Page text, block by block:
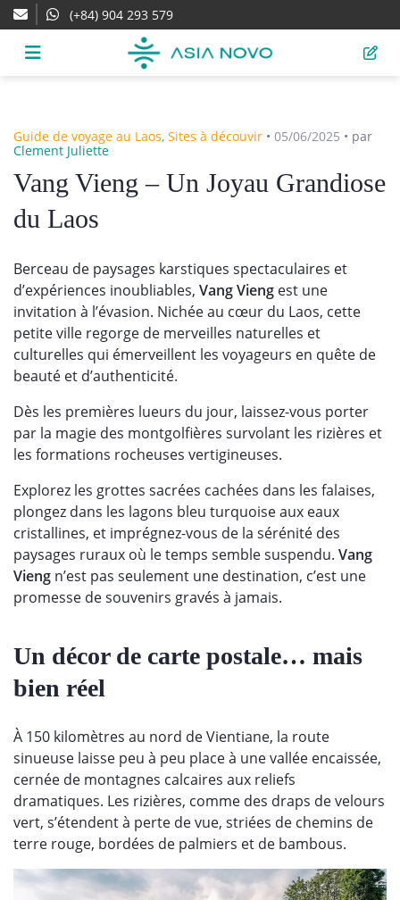
(+84) 904 293 579
Guide de voyage au Laos, Sites à découvir • 05/06/2025 • par
Clement Juliette
Vang Vieng – Un Joyau Grandiose
du Laos
Berceau de paysages karstiques spectaculaires et
d’expériences inoubliables, Vang Vieng est une
invitation à l’évasion. Nichée au cœur du Laos, cette
petite ville regorge de merveilles naturelles et
culturelles qui émerveillent les voyageurs en quête de
beauté et d’authenticité.
Dès les premières lueurs du jour, laissez-vous porter
par la magie des montgolfières survolant les rizières et
les formations rocheuses vertigineuses.
Explorez les grottes sacrées cachées dans les falaises,
plongez dans les lagons bleu turquoise aux eaux
cristallines, et imprégnez-vous de la sérénité des
paysages ruraux où le temps semble suspendu. Vang
Vieng n’est pas seulement une destination, c’est une
promesse de souvenirs gravés à jamais.
Un décor de carte postale… mais
bien réel
À 150 kilomètres au nord de Vientiane, la route
sinueuse laisse peu à peu place à une vallée encaissée,
cernée de montagnes calcaires aux reliefs
dramatiques. Les rizières, comme des draps de velours
vert, s’étendent à perte de vue, striées de chemins de
terre rouge, bordées de palmiers et de bambous.